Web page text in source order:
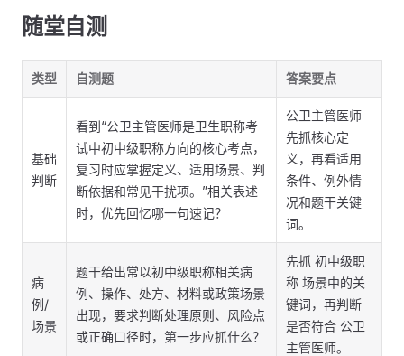
随堂自测
类型 自测题 答案要点
基础
判断
看到“公卫主管医师是卫生职称考
试中初中级职称方向的核心考点，
复习时应掌握定义、适用场景、判
断依据和常见干扰项。”相关表述
时，优先回忆哪一句速记？
公卫主管医师
先抓核心定
义，再看适用
条件、例外情
况和题干关键
词。
病
例/
场景
题干给出常以初中级职称相关病
例、操作、处方、材料或政策场景
出现，要求判断处理原则、风险点
或正确口径时，第一步应抓什么？
先抓 初中级职
称 场景中的关
键词，再判断
是否符合 公卫
主管医师。